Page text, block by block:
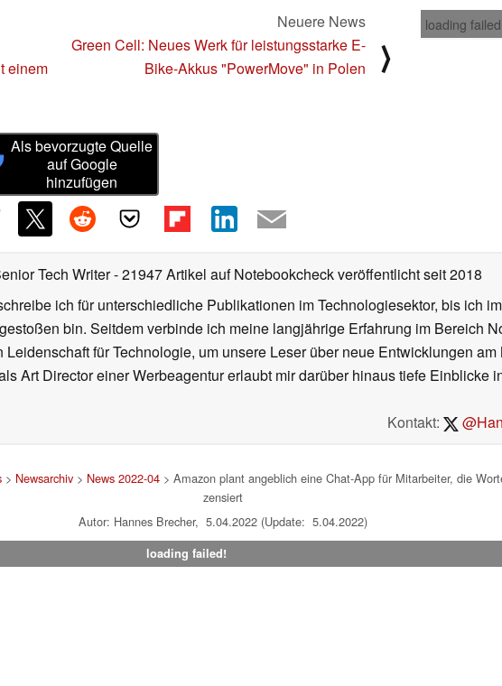
loading
einem
Neuere News
Green Cell: Neues Werk für leistungsstarke E-
Bike-Akkus "PowerMove" in Polen
⟩
Als bevorzugte Quelle
auf Google
hinzufügen
Tech Writer- 21947 Artikel auf Notebookcheck veröffentlichtseit 2018
ich für unterschiedliche Publikationen im Technologiesektor, bis ich
bin. Seitdem verbinde ich meine langjährige Erfahrung im Bereich
für Technologie, um unsere Leser über neue Entwicklungen
Art Director einer Werbeagentur erlaubt mir darüber hinaus tiefe Einblicke
Kontakt:
> Newsarchiv> News 2022-04> Amazon plant angeblich eine Chat-App für Mitarbeiter, die
zensiert
Autor: Hannes Brecher, 5.04.2022 (Update: 5.04.2022)
loading failed!